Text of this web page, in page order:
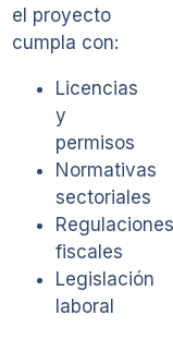
el proyecto
cumpla con:
Licencias
y
permisos
Normativas
sectoriales
Regulaciones
fiscales
Legislación
laboral